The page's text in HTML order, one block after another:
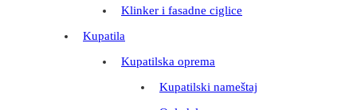
Klinker i fasadne ciglice
Kupatila
Kupatilska oprema
Kupatilski nameštaj